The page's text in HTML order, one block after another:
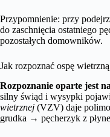
Przypomnienie: przy
do zaschnięcia ostatniego
pozostałych domowników.
Jak rozpoznać ospę
Rozpoznanie oparte jest
silny świąd i wysypki
wietrznej (VZV) daje
grudka → pęcherzyk z